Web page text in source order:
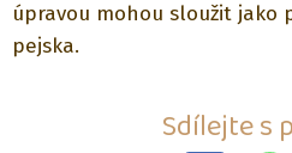
úpravou mohou sloužit jako
pejska.
Sdílejte s